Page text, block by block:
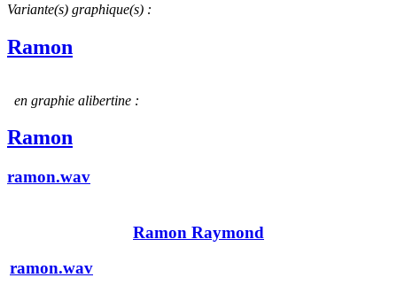
Variante(s) graphique(s) :
Ramon
en graphie alibertine :
Ramon
ramon.wav
Ramon Raymond
ramon.wav